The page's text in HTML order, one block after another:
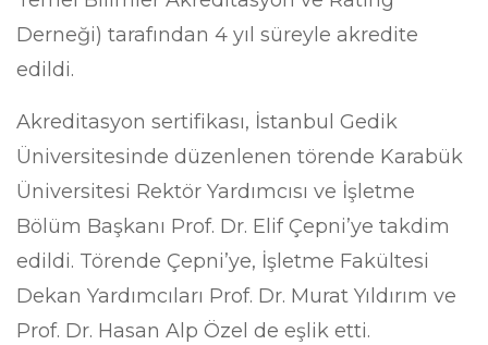
Derneği) tarafından 4 yıl süreyle akredite
edildi.
Akreditasyon sertifikası, İstanbul Gedik
Üniversitesinde düzenlenen törende Karabük
Üniversitesi Rektör Yardımcısı ve İşletme
Bölüm Başkanı Prof. Dr. Elif Çepni’ye takdim
edildi. Törende Çepni’ye, İşletme Fakültesi
Dekan Yardımcıları Prof. Dr. Murat Yıldırım ve
Prof. Dr. Hasan Alp Özel de eşlik etti.